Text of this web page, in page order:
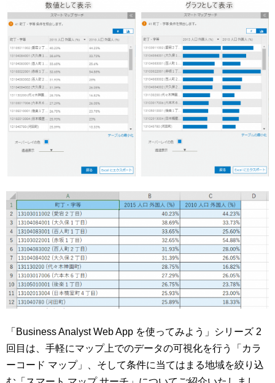
「Business Analyst Web App を使ってみよう」シリーズ 2
回目は、手軽にマップ上でのデータの可視化を行う「カラ
ーコード マップ」、そして条件に当てはまる地域を絞り込